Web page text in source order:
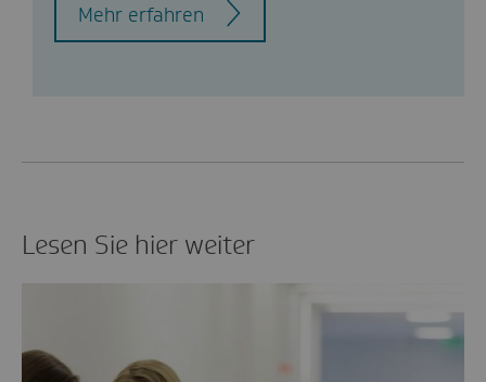
Mehr erfahren
Lesen Sie hier weiter